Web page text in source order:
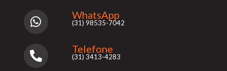
WhatsApp
(31) 98535-7042
Telefone
(31) 3413-4283